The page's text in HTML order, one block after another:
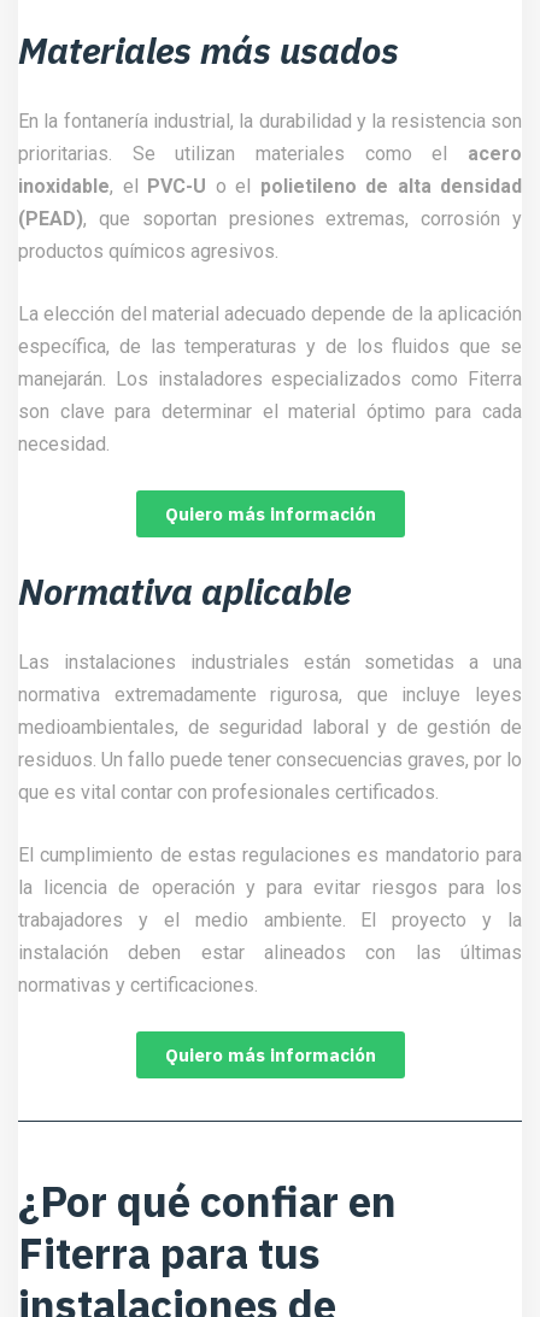
Materiales más usados
En la fontanería industrial, la durabilidad y la resistencia son
prioritarias. Se utilizan materiales como el acero
inoxidable, el PVC-U o el polietileno de alta densidad
(PEAD), que soportan presiones extremas, corrosión y
productos químicos agresivos.
La elección del material adecuado depende de la aplicación
específica, de las temperaturas y de los fluidos que se
manejarán. Los instaladores especializados como Fiterra
son clave para determinar el material óptimo para cada
necesidad.
Quiero más información
Normativa aplicable
Las instalaciones industriales están sometidas a una
normativa extremadamente rigurosa, que incluye leyes
medioambientales, de seguridad laboral y de gestión de
residuos. Un fallo puede tener consecuencias graves, por lo
que es vital contar con profesionales certificados.
El cumplimiento de estas regulaciones es mandatorio para
la licencia de operación y para evitar riesgos para los
trabajadores y el medio ambiente. El proyecto y la
instalación deben estar alineados con las últimas
normativas y certificaciones.
Quiero más información
¿Por qué confiar en
Fiterra para tus
instalaciones de